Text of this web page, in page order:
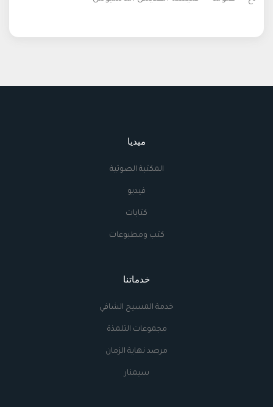
ميديا
المكتبة الصوتية
فيديو
كتابات
كتب ومطبوعات
خدماتنا
خدمة المسيح الشافي
مجموعات التلمذة
مرصد نهاية الزمان
سيمنار